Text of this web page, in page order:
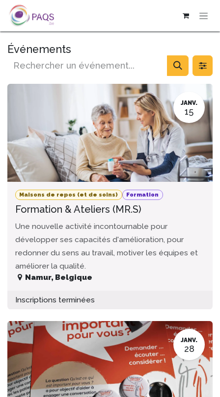
SE RENDRE AU CONTENU
Événements
JANV.
15
Maisons de repos (et de soins) Formation
Formation & Ateliers (MR.S)
Une nouvelle activité incontournable pour
développer ses capacités d'amélioration, pour
redonner du sens au travail, motiver les équipes et
améliorer la qualité.
Namur, Belgique
Inscriptions terminées
JANV.
28